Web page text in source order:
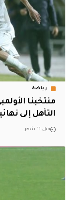
رياضة
منتخبنا
التأهل إلى
قبل 11 شهر